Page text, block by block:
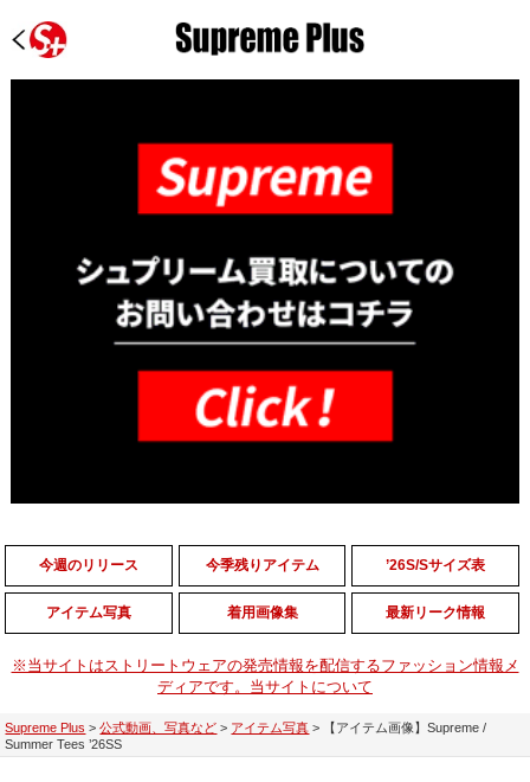
今週のリリース 今季残りアイテム ’26S/Sサイズ表
アイテム写真 着用画像集 最新リーク情報
※当サイトはストリートウェアの発売情報を配信するファッション情報メ
ディアです。当サイトについて
Supreme Plus >公式動画、写真など > アイテム写真 >
【アイテム画像】Supreme /
Summer Tees ’26SS